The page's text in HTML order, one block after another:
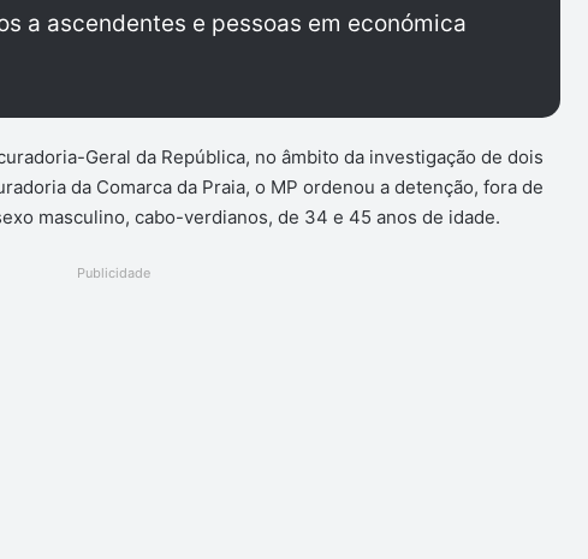
a ascendentes e pessoas em económica
Geral da República, no âmbito da investigação de dois
da Comarca da Praia, o MP ordenou a detenção, fora de
masculino, cabo-verdianos, de 34 e 45 anos de idade.
Publicidade